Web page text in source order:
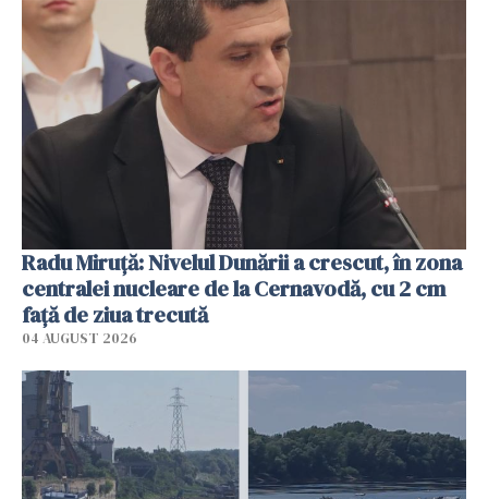
Radu Miruţă: Nivelul Dunării a crescut, în zona
centralei nucleare de la Cernavodă, cu 2 cm
faţă de ziua trecută
04 AUGUST 2026